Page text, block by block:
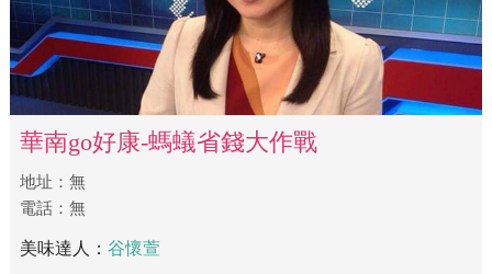
華南go好康-螞蟻省錢大作戰
地址：無
​電話：無
美味達人： 谷懷萱